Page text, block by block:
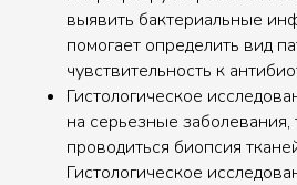
выявить бактериальные
помогает определить вид
чувствительность к
Гистологическое
на серьезные
проводиться биопсия
Гистологическое